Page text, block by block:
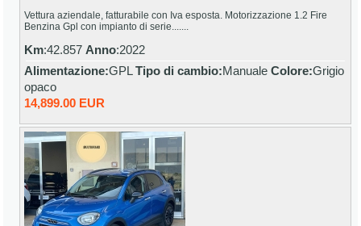
Vettura aziendale, fatturabile con Iva esposta. Motorizzazione 1.2 Fire
Benzina Gpl con impianto di serie.......
Km:42.857 Anno:2022
Alimentazione:GPLTipo di cambio:ManualeColore:Grigio
opaco
14,899.00 EUR